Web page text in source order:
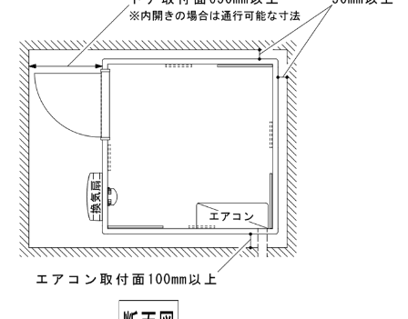
実質年率%
Please enter the security code
9 + 5 =